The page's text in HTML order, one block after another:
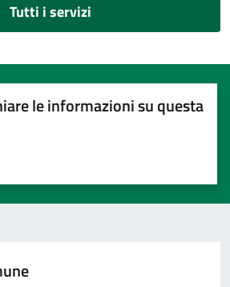
Tutti i servizi
le informazioni su questa
5 stelle su 5
stelle su 5
su 5
5